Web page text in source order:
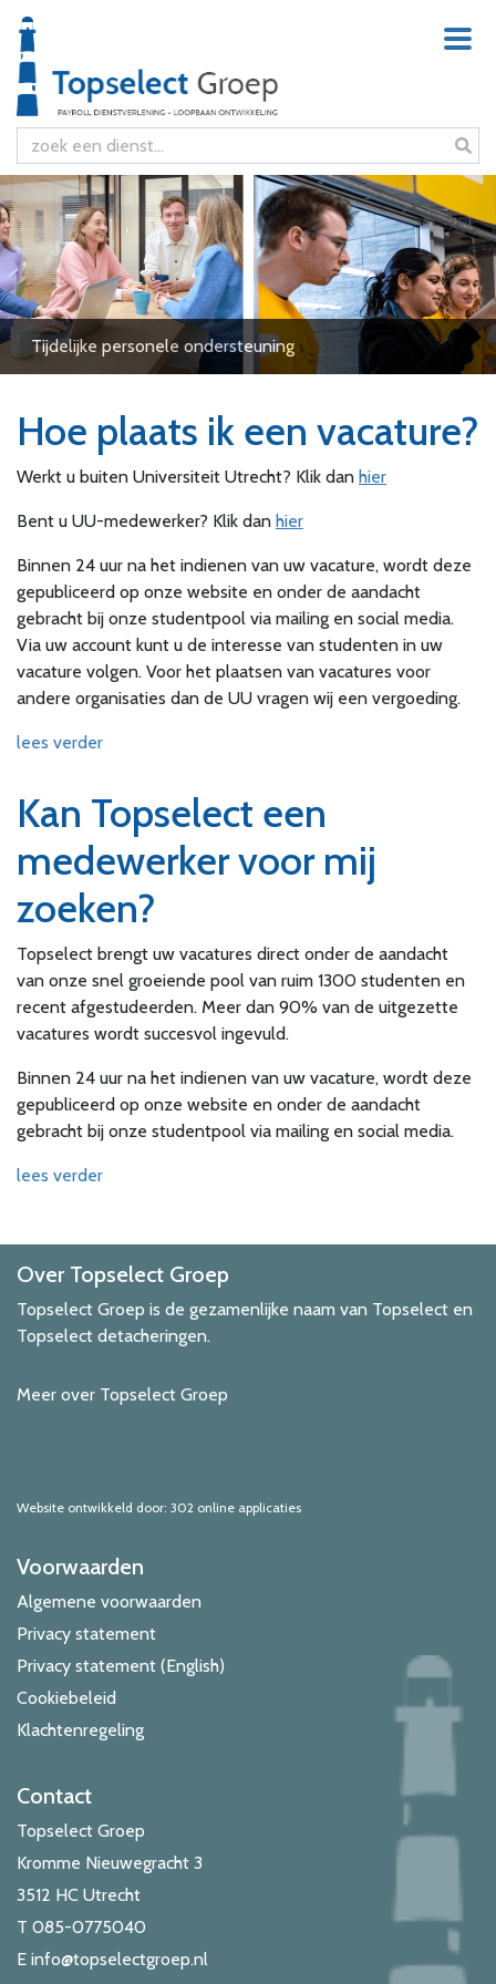
Tijdelijke personele ondersteuning
Hoe plaats ik een vacature?
Werkt u buiten Universiteit Utrecht? Klik dan hier
Bent u UU-medewerker? Klik dan hier
Binnen 24 uur na het indienen van uw vacature, wordt deze
gepubliceerd op onze website en onder de aandacht
gebracht bij onze studentpool via mailing en social media.
Via uw account kunt u de interesse van studenten in uw
vacature volgen. Voor het plaatsen van vacatures voor
andere organisaties dan de UU vragen wij een vergoeding.
lees verder
Kan Topselect een
medewerker voor mij
zoeken?
Topselect brengt uw vacatures direct onder de aandacht
van onze snel groeiende pool van ruim 1300 studenten en
recent afgestudeerden. Meer dan 90% van de uitgezette
vacatures wordt succesvol ingevuld.
Binnen 24 uur na het indienen van uw vacature, wordt deze
gepubliceerd op onze website en onder de aandacht
gebracht bij onze studentpool via mailing en social media.
lees verder
Over Topselect Groep
Topselect Groep is de gezamenlijke naam van Topselect en
Topselect detacheringen.
Meer over Topselect Groep
Website ontwikkeld door: 302 online applicaties
Voorwaarden
Algemene voorwaarden
Privacy statement
Privacy statement (English)
Cookiebeleid
Klachtenregeling
Contact
Topselect Groep
Kromme Nieuwegracht 3
3512 HC Utrecht
T 085-0775040
E info@topselectgroep.nl